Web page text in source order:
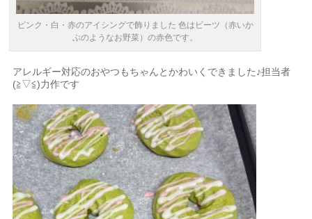
ピンク・白・赤のアイシングで飾りました 色はビーツ（赤いか
ぶのようなお野菜）の赤色です。
アレルギー対応のおやつもちゃんとかわいくできました♪担当者
(≧▽≦)力作です